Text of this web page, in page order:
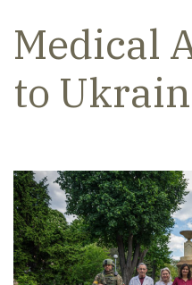
Medical
to